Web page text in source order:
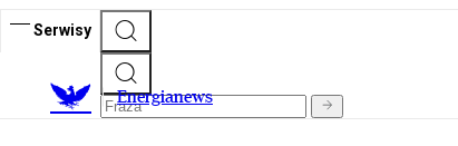
Serwisy
Energianews